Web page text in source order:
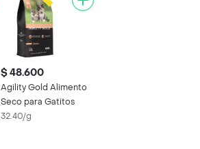
$ 48.600
Agility Gold Alimento
Seco para Gatitos
32.40/g